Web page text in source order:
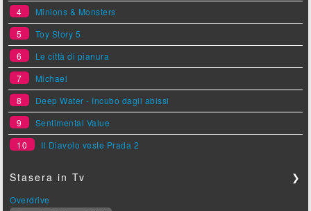
4
Minions & Monsters
5
Toy Story 5
6
Le città di pianura
7
Michael
8
Deep Water - Incubo dagli abissi
9
Sentimental Value
10
Il Diavolo veste Prada 2
Stasera in Tv ❯
Overdrive